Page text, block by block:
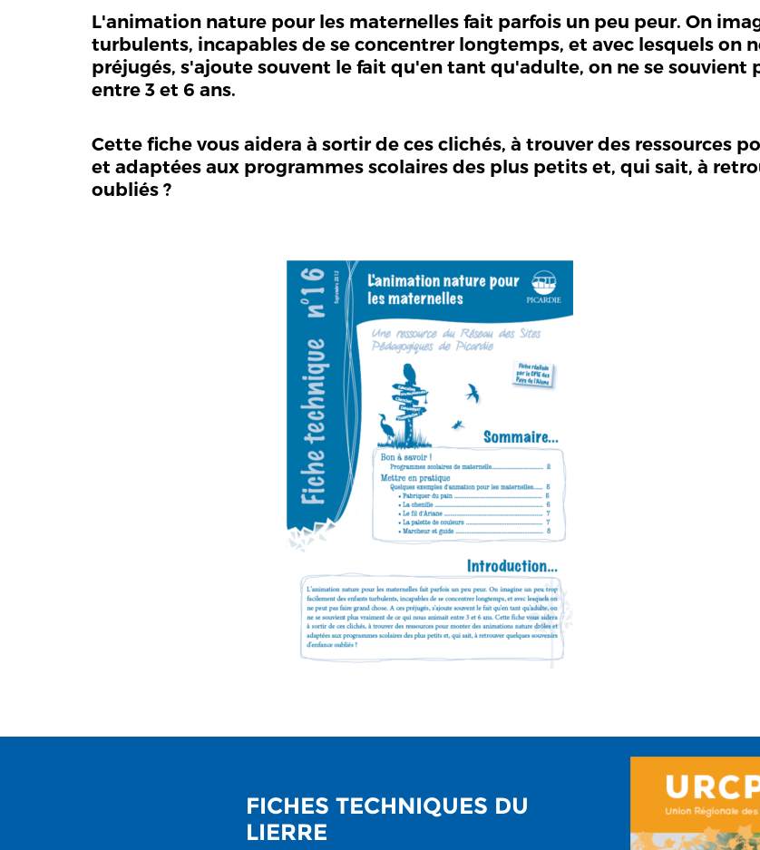
L'animation nature pour les maternelles fait parfois un peu peur. On
turbulents, incapables de se concentrer longtemps, et avec lesquels on
préjugés, s'ajoute souvent le fait qu'en tant qu'adulte, on ne se
entre 3 et 6 ans.
Cette fiche vous aidera à sortir de ces clichés, à trouver des ressources
et adaptées aux programmes scolaires des plus petits et, qui sait, à
oubliés ?
FICHES TECHNIQUES DU
LIERRE